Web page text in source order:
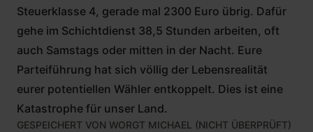
Steuerklasse 4, gerade mal 2300 Euro übrig. Dafür
gehe im Schichtdienst 38,5 Stunden arbeiten, oft
auch Samstags oder mitten in der Nacht. Eure
Parteiführung hat sich völlig der Lebensrealität
eurer potentiellen Wähler entkoppelt. Dies ist eine
Katastrophe für unser Land.
GESPEICHERT VON WORGT MICHAEL (NICHT ÜBERPRÜFT)